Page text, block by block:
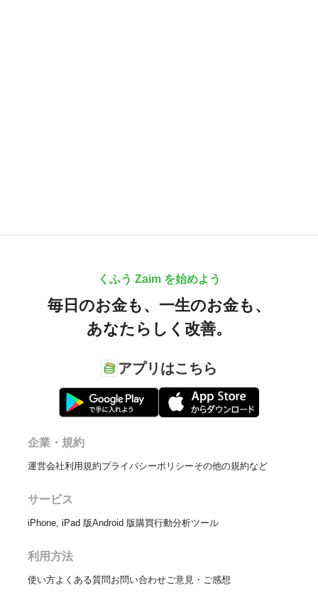
くふう Zaim を始めよう
毎日のお金も、 一生のお金も、
あなたらしく改善。
アプリはこちら
企業・規約
運営会社利用規約プライバシーポリシーその他の規約など
サービス
iPhone, iPad 版Android 版購買行動分析ツール
利用方法
使い方よくある質問お問い合わせご意見・ご感想